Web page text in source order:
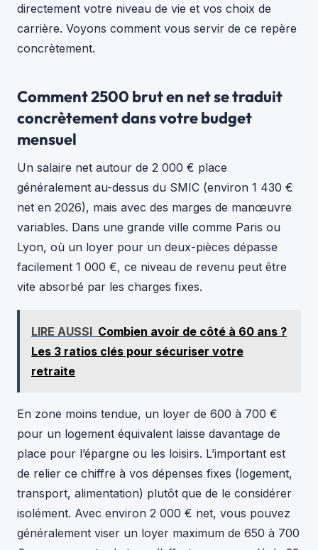
directement votre niveau de vie et vos choix de
carrière. Voyons comment vous servir de ce repère
concrètement.
Comment 2500 brut en net se traduit
concrètement dans votre budget
mensuel
Un salaire net autour de 2 000 € place
généralement au-dessus du SMIC (environ 1 430 €
net en 2026), mais avec des marges de manœuvre
variables. Dans une grande ville comme Paris ou
Lyon, où un loyer pour un deux-pièces dépasse
facilement 1 000 €, ce niveau de revenu peut être
vite absorbé par les charges fixes.
LIRE AUSSI Combien avoir de côté à 60 ans ?
Les 3 ratios clés pour sécuriser votre
retraite
En zone moins tendue, un loyer de 600 à 700 €
pour un logement équivalent laisse davantage de
place pour l’épargne ou les loisirs. L’important est
de relier ce chiffre à vos dépenses fixes (logement,
transport, alimentation) plutôt que de le considérer
isolément. Avec environ 2 000 € net, vous pouvez
généralement viser un loyer maximum de 650 à 700